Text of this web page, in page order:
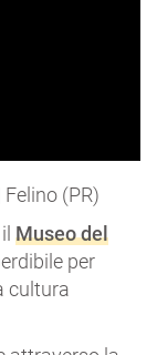
(PR)
Museo del
per
cultura